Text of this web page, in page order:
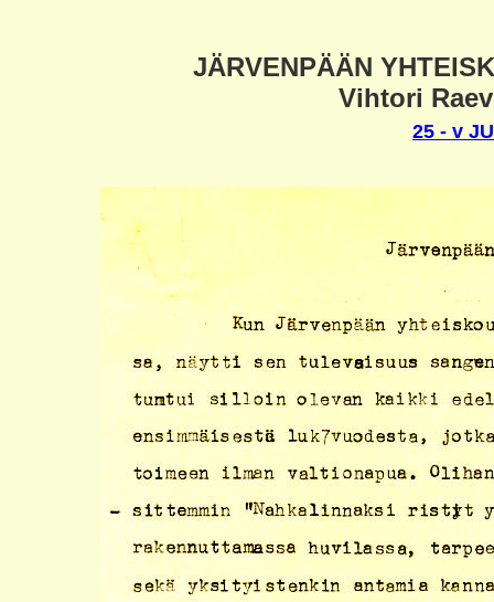
JÄRVENPÄÄN
Vihtori
25 - v